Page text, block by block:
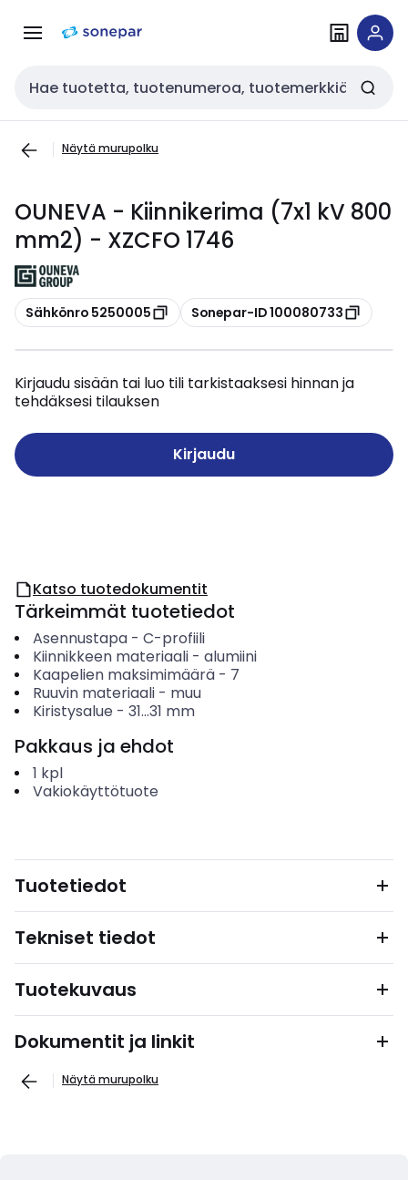
navigointiinsisältöön
Haku
Näytä murupolku
OUNEVA - Kiinnikerima (7x1 kV 800
mm2) - XZCFO 1746
Kopioi
Sähkönro 5250005 Kopioi
Sonepar-ID 100080733
Kirjaudu sisään tai luo tili tarkistaaksesi hinnan ja
tehdäksesi tilauksen
Kirjaudu
Katso tuotedokumentit
Tärkeimmät tuotetiedot
Asennustapa- C-profiili
Kiinnikkeen materiaali- alumiini
Kaapelien maksimimäärä- 7
Ruuvin materiaali- muu
Kiristysalue - 31...31 mm
Pakkaus ja ehdot
1 kpl
Vakiokäyttötuote
Tuotetiedot
Tekniset tiedot
Tuotekuvaus
Dokumentit ja linkit
Näytä murupolku